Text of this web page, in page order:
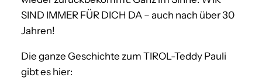
SIND IMMER FÜR DICH DA – auch nach über 30
Jahren!
Die ganze Geschichte zum TIROL-Teddy Pauli
gibt es hier: